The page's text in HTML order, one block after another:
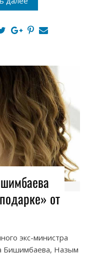
от
экс-министра
Бишимбаева, Назым